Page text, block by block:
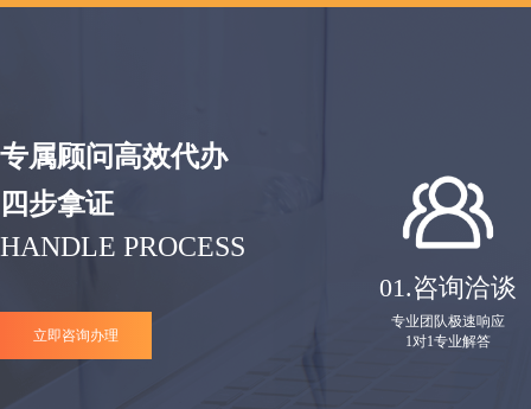
专属顾问高效代办
四步拿证
HANDLE PROCESS
立即咨询办理
01.咨询洽谈
专业团队极速响应
1对1专业解答